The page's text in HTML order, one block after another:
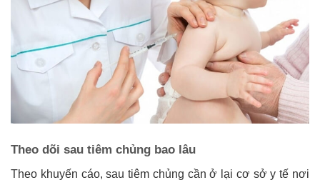
Theo dõi sau tiêm chủng bao lâu
Theo khuyến cáo, sau tiêm chủng cần ở lại cơ sở y tế nơi